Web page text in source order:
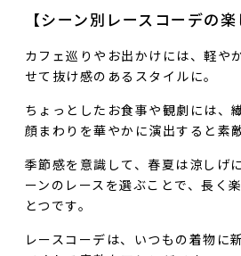
【シーン別レースコーデの楽
カフェ巡りやお出かけには、軽や
せて抜け感のあるスタイルに。
ちょっとしたお食事や観劇には、
顔まわりを華やかに演出すると素敵
季節感を意識して、春夏は涼しげ
ーンのレースを選ぶことで、長く
とつです。
レースコーデは、いつもの着物に